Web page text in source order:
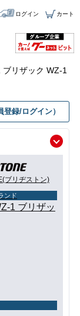
ログイン カート
ブリザック WZ-1
録/ログイン）
ブリヂストン)
ンド
1 ブリザッ